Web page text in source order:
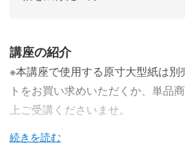
講座の紹介
※本講座で使用する原寸大型紙は別
トをお買い求めいただくか、単品
上ご受講くださいませ。
---